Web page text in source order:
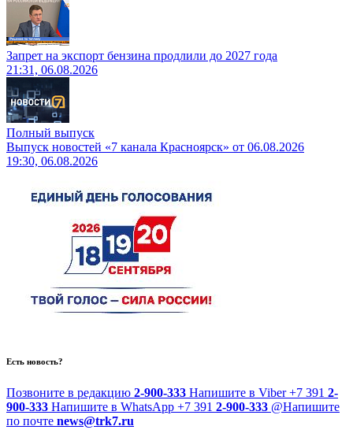
Запрет на экспорт бензина продлили до 2027 года
21:31, 06.08.2026
Полный выпуск
Выпуск новостей «7 канала Красноярск» от 06.08.2026
19:30, 06.08.2026
Есть новость?
Позвоните в редакцию 2-900-333 Напишите в Viber +7 391 2-
900-333 Напишите в WhatsApp +7 391 2-900-333 @Напишите
по почте news@trk7.ru